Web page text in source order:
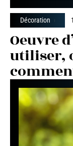
Décoration
Oeuvre
utiliser,